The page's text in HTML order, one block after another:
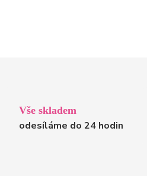
Vše skladem
odesíláme do 24 hodin